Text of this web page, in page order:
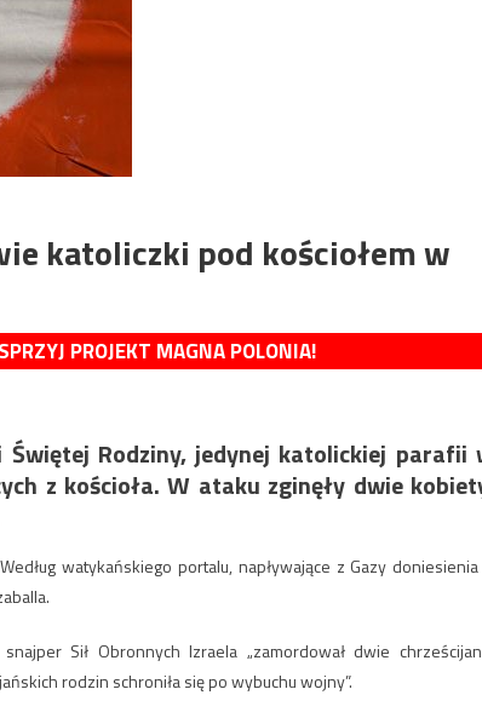
katoliczki pod kościołem w
PROJEKT MAGNA POLONIA!
Rodziny, jedynej katolickiej parafii
z kościoła. W ataku zginęły dwie
watykańskiego portalu, napływające z Gazy
Sił Obronnych Izraela „zamordował dwie
rodzin schroniła się po wybuchu wojny”.